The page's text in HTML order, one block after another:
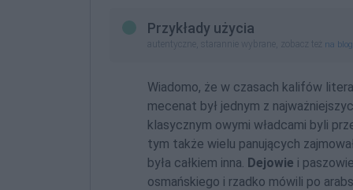
Przykłady użycia
autentyczne, starannie wybrane, zobacz też na
Wiadomo, że w czasach kalifów
mecenat był jednym z
klasycznym owymi władcami byli
tym także wielu panujących
była całkiem inna. Dejowie i
osmańskiego i rzadko mówili po